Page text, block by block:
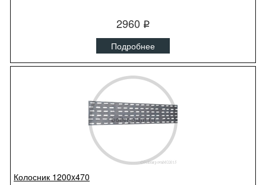
2960 q
Подробнее
Колосник 1200x470